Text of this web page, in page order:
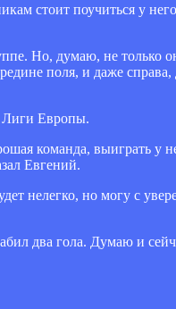
стоит поучиться у
Но, думаю, не только
поля, и даже справа,
Лиги Европы.
команда, выиграть у
Евгений.
нелегко, но могу с
два гола. Думаю и